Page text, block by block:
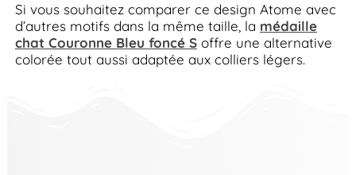
Si vous souhaitez comparer ce design Atome avec
d’autres motifs dans la même taille, la médaille
chat Couronne Bleu foncé Soffre une alternative
colorée tout aussi adaptée aux colliers légers.